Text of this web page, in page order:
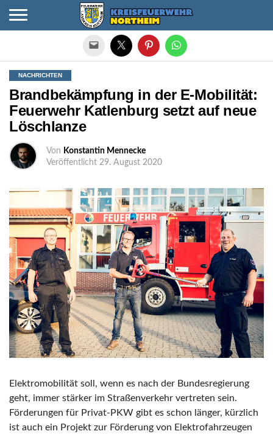
NACHRICHTEN
Brandbekämpfung in der E-Mobilität:
Feuerwehr Katlenburg setzt auf neue
Löschlanze
Von Konstantin Mennecke
Veröffentlicht 29. August 2020
Elektromobilität soll, wenn es nach der Bundesregierung
geht, immer stärker im Straßenverkehr vertreten sein.
Förderungen für Privat-PKW gibt es schon länger, kürzlich
ist auch ein Projekt zur Förderung von Elektrofahrzeugen
Die mobile Version verlassen